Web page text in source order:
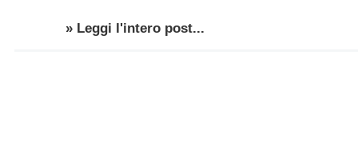
» Leggi l'intero post...